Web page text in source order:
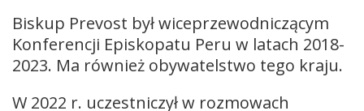
Biskup Prevost był wiceprzewodniczącym
Konferencji Episkopatu Peru w latach 2018-
2023. Ma również obywatelstwo tego kraju.
W 2022 r. uczestniczył w rozmowach